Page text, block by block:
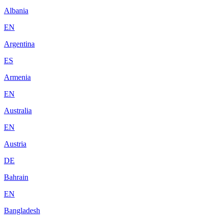
Albania
EN
Argentina
ES
Armenia
EN
Australia
EN
Austria
DE
Bahrain
EN
Bangladesh